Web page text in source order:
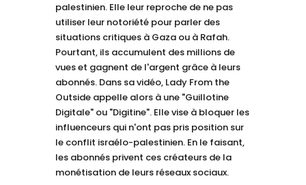
palestinien. Elle leur reproche de ne pas
utiliser leur notoriété pour parler des
situations critiques à Gaza ou à Rafah.
Pourtant, ils accumulent des millions de
vues et gagnent de l'argent grâce à leurs
abonnés. Dans sa vidéo, Lady From the
Outside appelle alors à une "Guillotine
Digitale" ou "Digitine". Elle vise à bloquer les
influenceurs qui n'ont pas pris position sur
le conflit israélo-palestinien. En le faisant,
les abonnés privent ces créateurs de la
monétisation de leurs réseaux sociaux.